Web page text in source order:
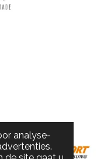
analyse-